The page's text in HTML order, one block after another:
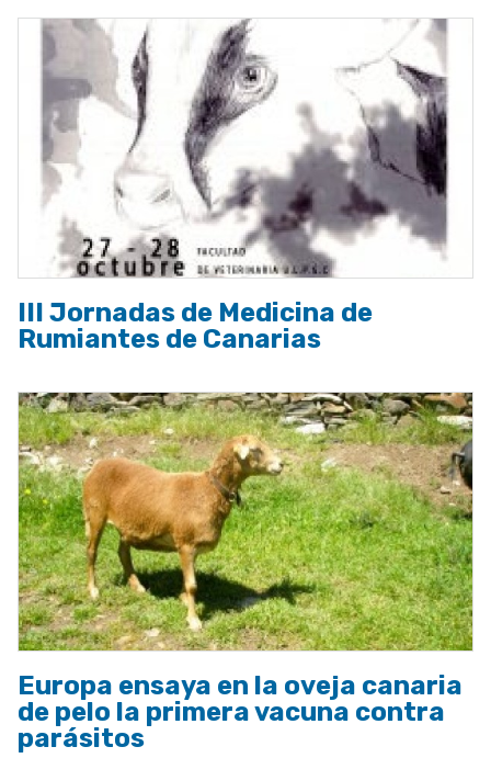
III Jornadas de Medicina de
Rumiantes de Canarias
Europa ensaya en la oveja canaria
de pelo la primera vacuna contra
parásitos